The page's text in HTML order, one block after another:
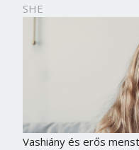
SHE
Vashiány és erős